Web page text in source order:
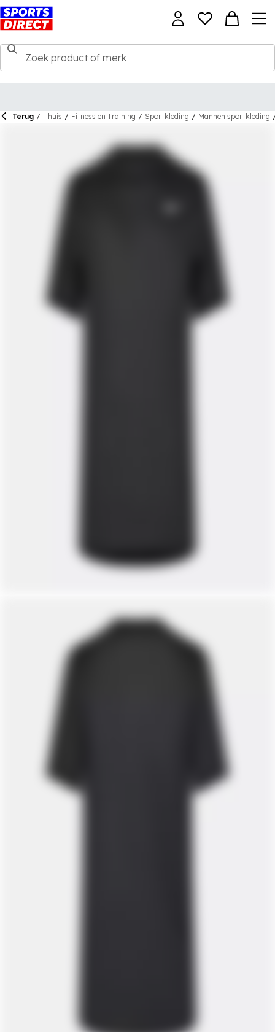
Terug / Thuis / Fitness en Training / Sportkleding / Mannen sportkleding